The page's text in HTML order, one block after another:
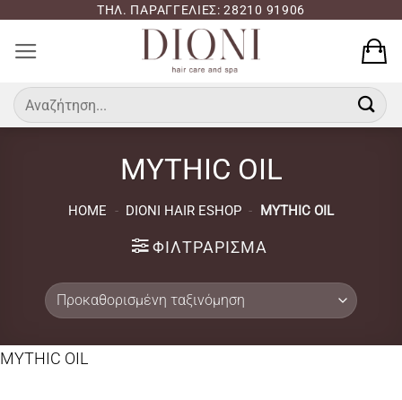
περιεχόμενο
ΤΗΛ. ΠΑΡΑΓΓΕΛΙΕΣ: 28210 91906
Αναζήτηση
για:
MYTHIC OIL
HOME - DIONI HAIR ESHOP - MYTHIC OIL
ΦΙΛΤΡΆΡΙΣΜΑ
MYTHIC OIL